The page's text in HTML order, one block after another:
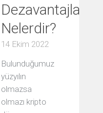
Dezavantajları
Nelerdir?
14 Ekim 2022
Bulunduğumuz
yüzyılın
olmazsa
olmazı kripto